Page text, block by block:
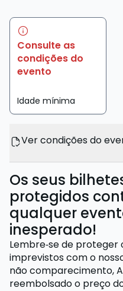
Consulte as
condições do
evento
Idade mínima
Ver condições do
Os seus
protegidos
qualquer
inesperado!
Lembre‑se de
imprevistos com o
não comparecimento,
reembolsado o preço